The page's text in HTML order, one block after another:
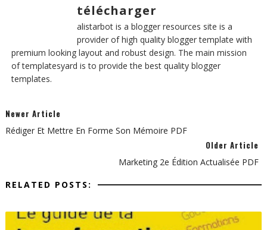
télécharger
alistarbot is a blogger resources site is a
provider of high quality blogger template with
premium looking layout and robust design. The main mission
of templatesyard is to provide the best quality blogger
templates.
Newer Article
Rédiger Et Mettre En Forme Son Mémoire PDF
Older Article
Marketing 2e Édition Actualisée PDF
RELATED POSTS: